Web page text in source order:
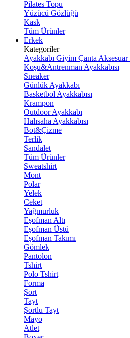
Pilates Topu
Yüzücü Gözlüğü
Kask
Tüm Ürünler
Erkek
Kategoriler
Ayakkabı Giyim Çanta Aksesuar
Koşu&Antrenman Ayakkabısı
Sneaker
Günlük Ayakkabı
Basketbol Ayakkabısı
Krampon
Outdoor Ayakkabı
Halısaha Ayakkabısı
Bot&Çizme
Terlik
Sandalet
Tüm Ürünler
Sweatshirt
Mont
Polar
Yelek
Ceket
Yağmurluk
Eşofman Altı
Eşofman Üstü
Eşofman Takımı
Gömlek
Pantolon
Tshirt
Polo Tshirt
Forma
Şort
Tayt
Şortlu Tayt
Mayo
Atlet